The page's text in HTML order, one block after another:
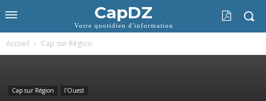
CapDZ
Votre quotidien d'information
Accueil Cap sur Région
Cap sur Région l'Ouest